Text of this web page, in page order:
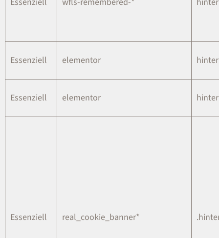
Essenziell elementor
Essenziell elementor
Essenziell real_cookie_banner*